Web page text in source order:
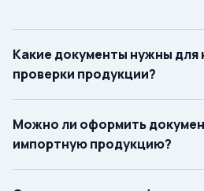
Какие документы нужны для
проверки продукции?
Можно ли оформить
импортную продукцию?